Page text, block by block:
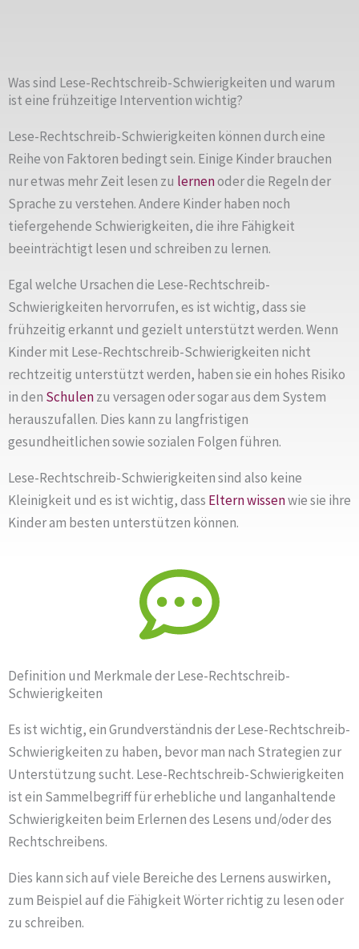
Was sind Lese-Rechtschreib-Schwierigkeiten und warum
ist eine frühzeitige Intervention wichtig?
Lese-Rechtschreib-Schwierigkeiten können durch eine
Reihe von Faktoren bedingt sein. Einige Kinder brauchen
nur etwas mehr Zeit lesen zu lernenoder die Regeln der
Sprache zu verstehen. Andere Kinder haben noch
tiefergehende Schwierigkeiten, die ihre Fähigkeit
beeinträchtigt lesen und schreiben zu lernen.
Egal welche Ursachen die Lese-Rechtschreib-
Schwierigkeiten hervorrufen, es ist wichtig, dass sie
frühzeitig erkannt und gezielt unterstützt werden. Wenn
Kinder mit Lese-Rechtschreib-Schwierigkeiten nicht
rechtzeitig unterstützt werden, haben sie ein hohes Risiko
in den Schulenzu versagen oder sogar aus dem System
herauszufallen. Dies kann zu langfristigen
gesundheitlichen sowie sozialen Folgen führen.
Lese-Rechtschreib-Schwierigkeiten sind also keine
Kleinigkeit und es ist wichtig, dass Elternwissenwie sie ihre
Kinder am besten unterstützen können.
Definition und Merkmale der Lese-Rechtschreib-
Schwierigkeiten
Es ist wichtig, ein Grundverständnis der Lese-Rechtschreib-
Schwierigkeiten zu haben, bevor man nach Strategien zur
Unterstützung sucht. Lese-Rechtschreib-Schwierigkeiten
ist ein Sammelbegriff für erhebliche und langanhaltende
Schwierigkeiten beim Erlernen des Lesens und/oder des
Rechtschreibens.
Dies kann sich auf viele Bereiche des Lernens auswirken,
zum Beispiel auf die Fähigkeit Wörter richtig zu lesen oder
zu schreiben.